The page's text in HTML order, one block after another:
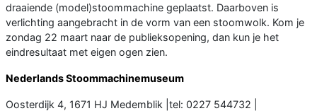
draaiende (model)stoommachine geplaatst. Daarboven is
verlichting aangebracht in de vorm van een stoomwolk. Kom je
zondag 22 maart naar de publieksopening, dan kun je het
eindresultaat met eigen ogen zien.
Nederlands Stoommachinemuseum
Oosterdijk 4, 1671 HJ Medemblik |tel: 0227 544732 |